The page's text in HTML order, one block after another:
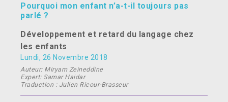
Pourquoi mon enfant n’a-t-il toujours pas
parlé ?
Développement et retard du langage chez
les enfants
Lundi, 26 Novembre 2018
Auteur: Miryam Zeineddine
Expert: Samar Haidar
Traduction : Julien Ricour-Brasseur